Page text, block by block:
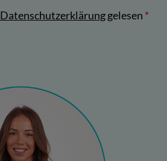
Datenschutzerklärunggelesen *